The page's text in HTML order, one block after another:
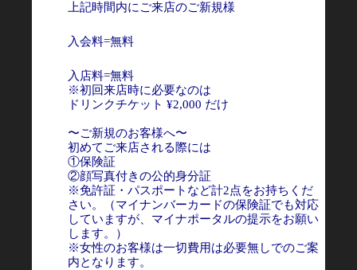
上記時間内にご来店のご新規様
入会料=無料
入店料=無料
※初回来店時に必要なのは
ドリンクチケット ¥2,000 だけ
〜ご新規のお客様へ〜
初めてご来店される際には
①保険証
②顔写真付きの公的身分証
※免許証・パスポートなど計2点をお持ちくだ
さい。（マイナンバーカードの保険証でも対応
していますが、マイナポータルの提示をお願い
します。）
※女性のお客様は一切費用は必要無しでのご案
内となります。